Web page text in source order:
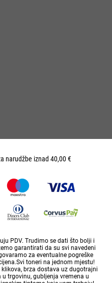
narudžbe iznad 40,00 €
PDV. Trudimo se dati što bolji i
garantirati da su svi navedeni
za eventualne pogreške
toneri na jednom mjestu!
brza dostava uz dugotrajni
trgovinu, gubljenja vremena u